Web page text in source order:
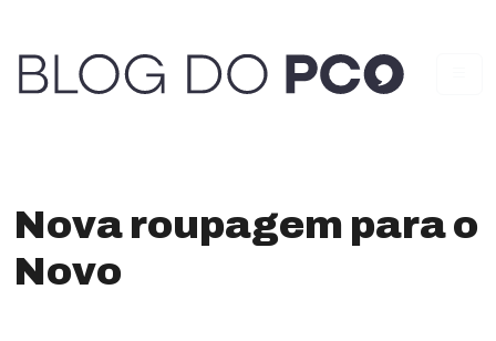
Nova roupagem para o
Novo